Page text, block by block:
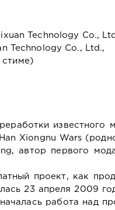
Technology Co.,
Technology Co., Ltd.,
стиме)
известного
Xiongnu Wars
автор первого
проект, как
23 апреля 2009
работа над